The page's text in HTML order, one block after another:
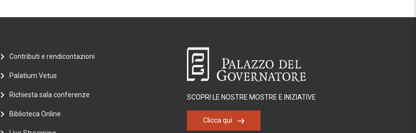
Contributi e rendicontazioni
Palatium Vetus
Richiesta sala conferenze
Biblioteca Online
SCOPRI LE NOSTRE MOSTRE E INIZIATIVE
Clicca qui